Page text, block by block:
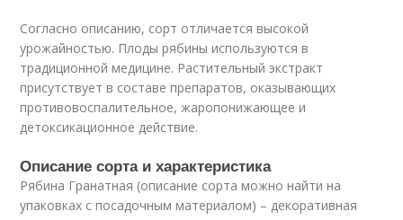
Согласно описанию, сорт отличается высокой
урожайностью. Плоды рябины используются в
традиционной медицине. Растительный экстракт
присутствует в составе препаратов, оказывающих
противовоспалительное, жаропонижающее и
детоксикационное действие.
Описание сорта и характеристика
Рябина Гранатная (описание сорта можно найти на
упаковках с посадочным материалом) – декоративная